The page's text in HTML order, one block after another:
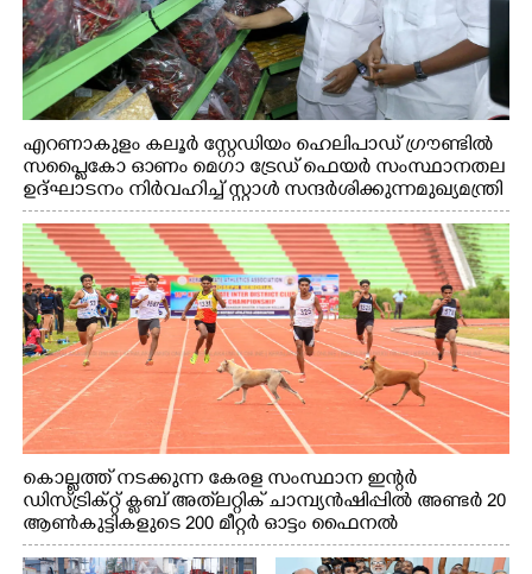
എറണാകുളം കലൂർ സ്റ്റേഡിയം ഹെലിപാഡ് ഗ്രൗണ്ടിൽ
സപ്ളൈകോ ഓണം മെഗാ ട്രേഡ് ഫെയർ സംസ്ഥാനതല
ഉദ്ഘാടനം നിർവഹിച്ച് സ്റ്റാൾ സന്ദർശിക്കുന്ന മുഖ്യമന്ത്രി
വി.ഡി. സതീശൻ. മന്ത്രി അനൂപ് ജേക്കബ് സമീപം
കൊല്ലത്ത് നടക്കുന്ന കേരള സംസ്ഥാന ഇന്റർ
ഡിസ്ട്രിക്റ്റ് ക്ലബ് അത്‌ലറ്റിക് ചാമ്പ്യൻഷിപ്പിൽ അണ്ടർ 20
ആൺകുട്ടികളുടെ 200 മീറ്റർ ഓട്ടം ഫൈനൽ
മത്സരത്തിനിടെ സിന്തറ്റിക് ട്രാക്കിന് കുറുകെ ഓടുന്ന